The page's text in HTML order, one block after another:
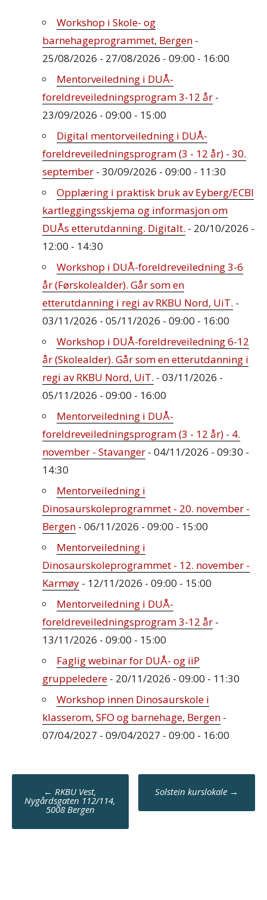
Workshop i Skole- og
barnehageprogrammet, Bergen -
25/08/2026 - 27/08/2026 - 09:00 - 16:00
Mentorveiledning i DUÅ-
foreldreveiledningsprogram 3-12 år -
23/09/2026 - 09:00 - 15:00
Digital mentorveiledning i DUÅ-
foreldreveiledningsprogram (3 - 12 år) - 30.
september - 30/09/2026 - 09:00 - 11:30
Opplæring i praktisk bruk av Eyberg/ECBI
kartleggingsskjema og informasjon om
DUÅs etterutdanning. Digitalt. - 20/10/2026 -
12:00 - 14:30
Workshop i DUÅ-foreldreveiledning 3-6
år (Førskolealder). Går som en
etterutdanning i regi av RKBU Nord, UiT. -
03/11/2026 - 05/11/2026 - 09:00 - 16:00
Workshop i DUÅ-foreldreveiledning 6-12
år (Skolealder). Går som en etterutdanning i
regi av RKBU Nord, UiT. - 03/11/2026 -
05/11/2026 - 09:00 - 16:00
Mentorveiledning i DUÅ-
foreldreveiledningsprogram (3 - 12 år) - 4.
november - Stavanger - 04/11/2026 - 09:30 -
14:30
Mentorveiledning i
Dinosaurskoleprogrammet - 20. november -
Bergen - 06/11/2026 - 09:00 - 15:00
Mentorveiledning i
Dinosaurskoleprogrammet - 12. november -
Karmøy - 12/11/2026 - 09:00 - 15:00
Mentorveiledning i DUÅ-
foreldreveiledningsprogram 3-12 år -
13/11/2026 - 09:00 - 15:00
Faglig webinar for DUÅ- og iiP
gruppeledere - 20/11/2026 - 09:00 - 11:30
Workshop innen Dinosaurskole i
klasserom, SFO og barnehage, Bergen -
07/04/2027 - 09/04/2027 - 09:00 - 16:00
navigation
← RKBU Vest,
Nygårdsgaten 112/114,
5008 Bergen
Solstein kurslokale →